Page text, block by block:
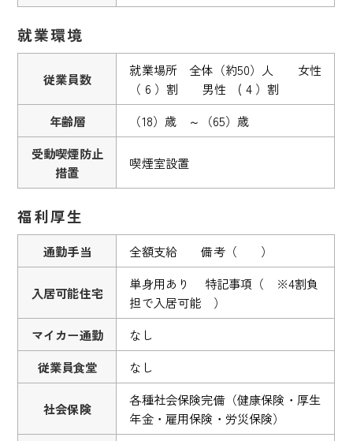
就業環境
従業員数
就業場所 全体（約50）人 女性
（ 6 ）割 男性 ( 4 ）割
年齢層
（18）歳 ～（65）歳
受動喫煙防止
措置
喫煙室設置
福利厚生
通勤手当 全額支給 備考（ ）
入居可能住宅
単身用あり 特記事項（ ※4割負
担で入居可能 ）
マイカー通勤
なし
従業員食堂
なし
社会保険
各種社会保険完備（健康保険・厚生
年金・雇用保険・労災保険）